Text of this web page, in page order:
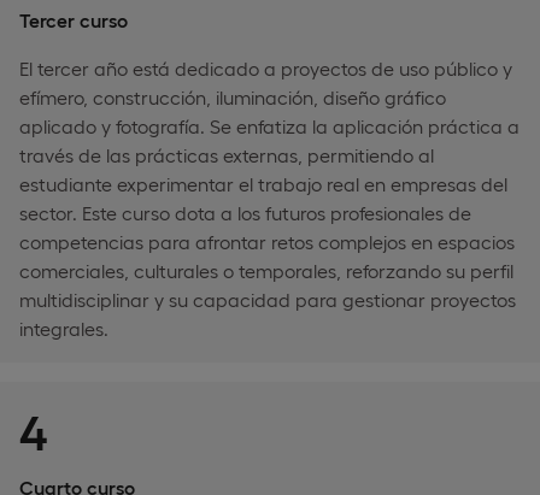
Tercer curso
El tercer año está dedicado a proyectos de uso público y
efímero, construcción, iluminación, diseño gráfico
aplicado y fotografía. Se enfatiza la aplicación práctica a
través de las prácticas externas, permitiendo al
estudiante experimentar el trabajo real en empresas del
sector. Este curso dota a los futuros profesionales de
competencias para afrontar retos complejos en espacios
comerciales, culturales o temporales, reforzando su perfil
multidisciplinar y su capacidad para gestionar proyectos
integrales.
4
Cuarto curso